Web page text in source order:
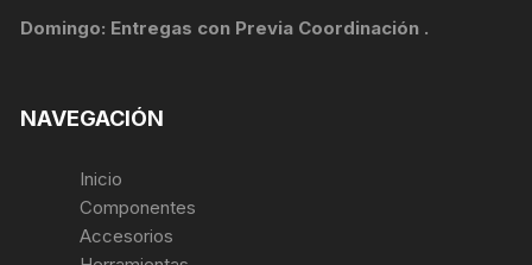
Domingo: Entregas con Previa Coordinación .
NAVEGACIÓN
Inicio
Componentes
Accesorios